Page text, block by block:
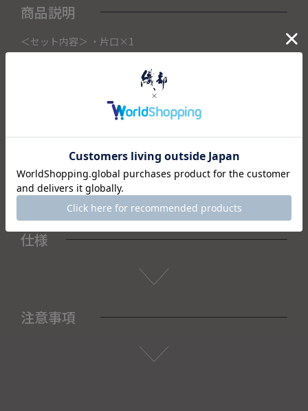
商品説明
＜セット内容＞ ・片口×1
こちらの商品は織部下北沢店にて展示販売中の作品になりま
ご注文いただいたタイミングによって織部下北沢店頭で売り
切れた場合は、キャンセルさせて頂きます。
また織部下北沢店からの出荷になりますので、ご注文確認
予めご了承くださいませ。
仕様
注意事項